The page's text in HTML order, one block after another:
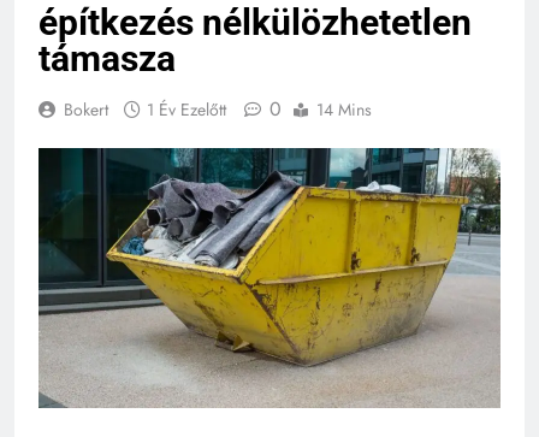
építkezés nélkülözhetetlen
támasza
Bokert 1 Év Ezelőtt 0 14 Mins